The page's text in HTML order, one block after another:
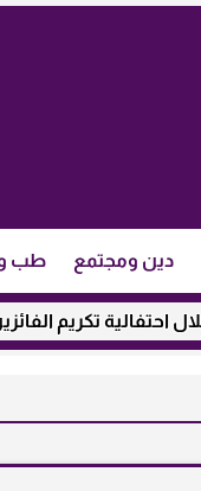
دين ومجتمع طب
تكريم الفائزين